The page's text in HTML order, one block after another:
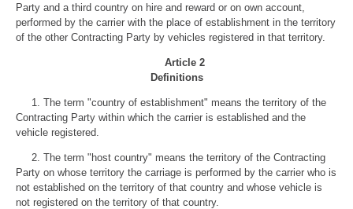
Party and a third country on hire and reward or on own account,
performed by the carrier with the place of establishment in the territory
of the other Contracting Party by vehicles registered in that territory.
Article 2
Definitions
1. The term "country of establishment" means the territory of the
Contracting Party within which the carrier is established and the
vehicle registered.
2. The term "host country" means the territory of the Contracting
Party on whose territory the carriage is performed by the carrier who is
not established on the territory of that country and whose vehicle is
not registered on the territory of that country.